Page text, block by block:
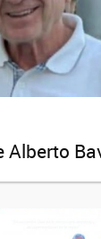
Alberto